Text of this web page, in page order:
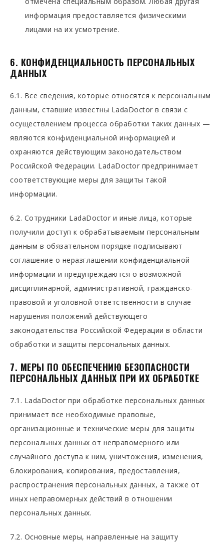
информация предоставляется физическими
лицами на их усмотрение.
6. КОНФИДЕНЦИАЛЬНОСТЬ ПЕРСОНАЛЬНЫХ
ДАННЫХ
6.1. Все сведения, которые относятся к персональным
данным, ставшие известны LadaDoctor в связи с
осуществлением процесса обработки таких данных —
являются конфиденциальной информацией и
охраняются действующим законодательством
Российской Федерации. LadaDoctor предпринимает
соответствующие меры для защиты такой
информации.
6.2. Сотрудники LadaDoctor и иные лица, которые
получили доступ к обрабатываемым персональным
данным в обязательном порядке подписывают
соглашение о неразглашении конфиденциальной
информации и предупреждаются о возможной
дисциплинарной, административной, гражданско-
правовой и уголовной ответственности в случае
нарушения положений действующего
законодательства Российской Федерации в области
обработки и защиты персональных данных.
7. МЕРЫ ПО ОБЕСПЕЧЕНИЮ БЕЗОПАСНОСТИ
ПЕРСОНАЛЬНЫХ ДАННЫХ ПРИ ИХ ОБРАБОТКЕ
7.1. LadaDoctor при обработке персональных данных
принимает все необходимые правовые,
организационные и технические меры для защиты
персональных данных от неправомерного или
случайного доступа к ним, уничтожения, изменения,
блокирования, копирования, предоставления,
распространения персональных данных, а также от
иных неправомерных действий в отношении
персональных данных.
7.2. Основные меры, направленные на защиту